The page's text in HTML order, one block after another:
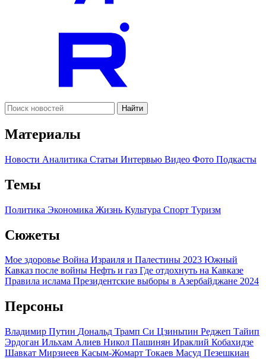
Найти
Материалы
Новости Аналитика Статьи Интервью Видео Фото Подкасты
Темы
Политика Экономика Жизнь Культура Спорт Туризм
Сюжеты
Мое здоровье Война Израиля и Палестины 2023 Южный
Кавказ после войны Нефть и газ Где отдохнуть на Кавказе
Правила ислама Президентские выборы в Азербайджане 2024
Персоны
Владимир Путин Дональд Трамп Си Цзиньпин Реджеп Тайип
Эрдоган Ильхам Алиев Никол Пашинян Ираклий Кобахидзе
Шавкат Мирзиеев Касым-Жомарт Токаев Масуд Пезешкиан